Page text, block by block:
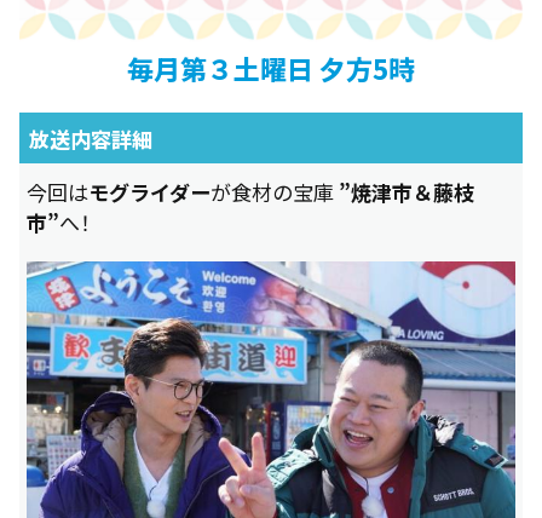
毎月第３土曜日 夕方5時
放送内容詳細
今回はモグライダーが食材の宝庫 ”焼津市＆藤枝
市”へ！